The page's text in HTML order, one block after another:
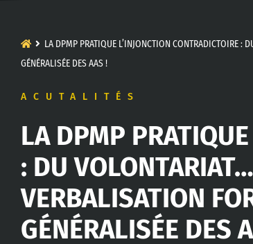
LA DPMP PRATIQUE L’INJONCTION CONTRADICTOIRE :
GÉNÉRALISÉE DES AAS !
ACUTALITÉS
LA DPMP
: DU
VERBALISATION
GÉNÉRALISÉE DES